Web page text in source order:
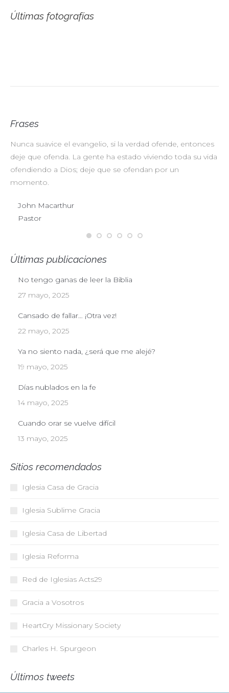
Últimas fotografías
Frases
Nunca suavice el evangelio, si la verdad ofende, entonces
deje que ofenda. La gente ha estado viviendo toda su vida
ofendiendo a Dios; deje que se ofendan por un
momento.
John Macarthur
Pastor
Últimas publicaciones
No tengo ganas de leer la Biblia
27 mayo, 2025
Cansado de fallar… ¡Otra vez!
22 mayo, 2025
Ya no siento nada, ¿será que me alejé?
19 mayo, 2025
Días nublados en la fe
14 mayo, 2025
Cuando orar se vuelve difícil
13 mayo, 2025
Sitios recomendados
Iglesia Casa de Gracia
Iglesia Sublime Gracia
Iglesia Casa de Libertad
Iglesia Reforma
Red de Iglesias Acts29
Gracia a Vosotros
HeartCry Missionary Society
Charles H. Spurgeon
Últimos tweets